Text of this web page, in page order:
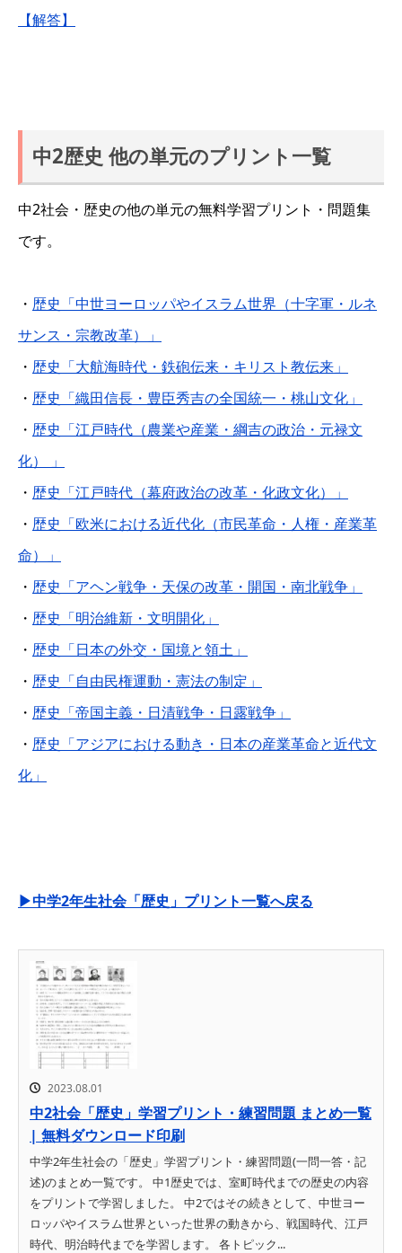
【解答】
中2歴史 他の単元のプリント一覧
中2社会・歴史の他の単元の無料学習プリント・問題集
です。
・ 歴史「中世ヨーロッパやイスラム世界（十字軍・ルネ
サンス・宗教改革）」
・ 歴史「大航海時代・鉄砲伝来・キリスト教伝来」
・ 歴史「織田信長・豊臣秀吉の全国統一・桃山文化」
・ 歴史「江戸時代（農業や産業・綱吉の政治・元禄文
化） 」
・ 歴史「江戸時代（幕府政治の改革・化政文化）」
・ 歴史「欧米における近代化（市民革命・人権・産業革
命）」
・ 歴史「アヘン戦争・天保の改革・開国・南北戦争」
・ 歴史「明治維新・文明開化」
・ 歴史「日本の外交・国境と領土」
・ 歴史「自由民権運動・憲法の制定」
・ 歴史「帝国主義・日清戦争・日露戦争」
・ 歴史「アジアにおける動き・日本の産業革命と近代文
化」
▶中学2年生社会「歴史」プリント一覧へ戻る
2023.08.01
中2社会「歴史」学習プリント・練習問題 まとめ一覧
| 無料ダウンロード印刷
中学2年生社会の「歴史」学習プリント・練習問題(一問一答・記
述)のまとめ一覧です。 中1歴史では、室町時代までの歴史の内容
をプリントで学習しました。 中2ではその続きとして、中世ヨー
ロッパやイスラム世界といった世界の動きから、戦国時代、江戸
時代、明治時代までを学習します。 各トピック...